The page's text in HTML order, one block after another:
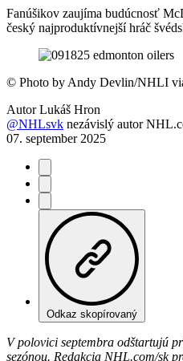
Fanúšikov zaujíma budúcnosť
český najproduktívnejší hráč
© Photo by Andy Devlin/NHLI
Autor Lukáš Hron
@NHLsvk nezávislý autor
07. september 2025
Odkaz skopírovaný
V polovici septembra odštartujú
sezónou. Redakcia NHL.com/sk